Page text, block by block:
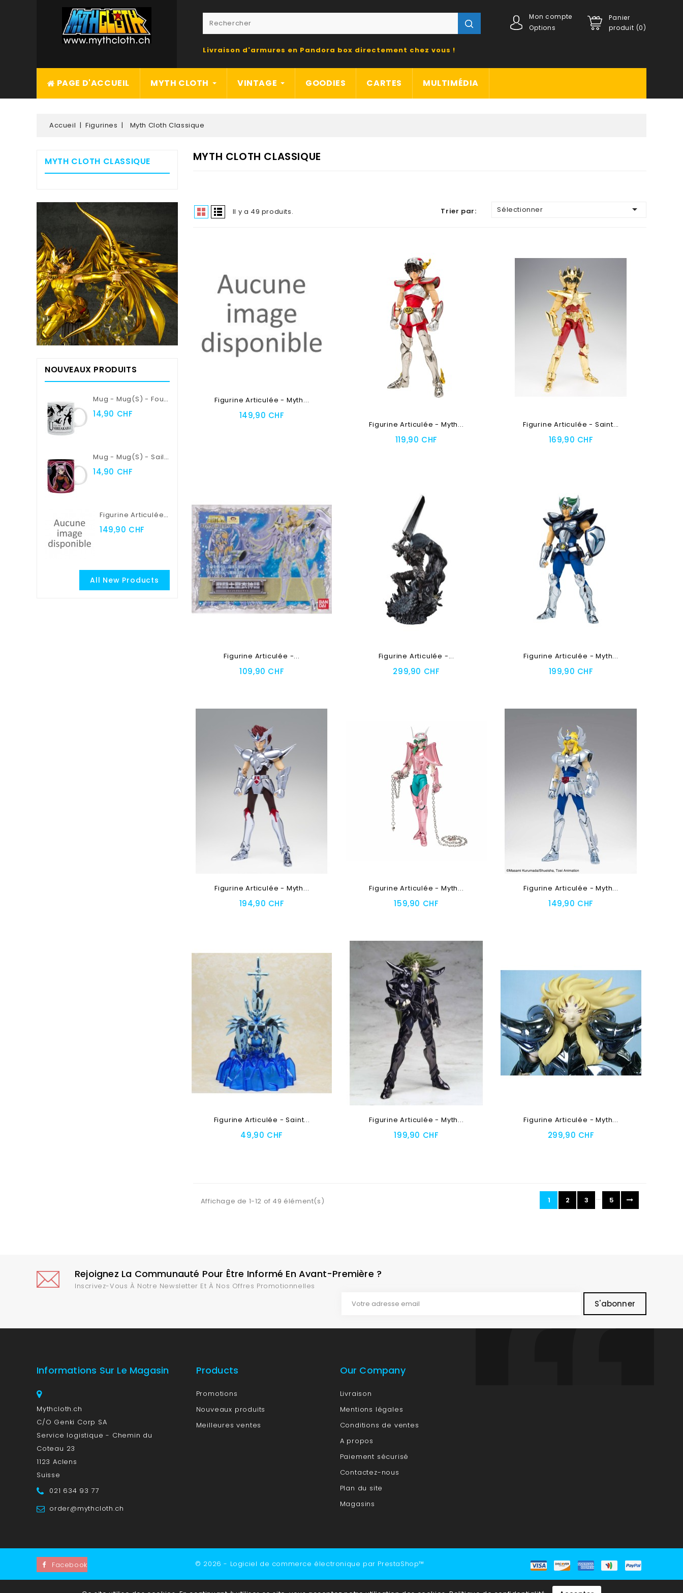
Panier
produit (0)
Mon compte
Options
Livraison d'armures en Pandora box directement chez vous !
PAGE D'ACCUEIL MYTH CLOTH VINTAGE GOODIES CARTES MULTIMÉDIA
Accueil Figurines Myth Cloth Classique
MYTH CLOTH CLASSIQUE
NOUVEAUX PRODUITS
Mug - Mug(s) - Fourth Wing - Violent Little Thing
14,90 CHF
Mug - Mug(s) - Sailor Moon - Sailor Moon Vs Black Lady
14,90 CHF
Figurine Articulée - Myth Cloth EX - Saint Seiya - Seiya De Pégase
149,90 CHF
All New Products
MYTH CLOTH CLASSIQUE
Il y a 49 produits. Trier par: Sélectionner 
Figurine Articulée - Myth...
149,90 CHF
Figurine Articulée - Myth...
119,90 CHF
Figurine Articulée - Saint...
169,90 CHF
Figurine Articulée -...
109,90 CHF
Figurine Articulée -...
299,90 CHF
Figurine Articulée - Myth...
199,90 CHF
Figurine Articulée - Myth...
194,90 CHF
Figurine Articulée - Myth...
159,90 CHF
Figurine Articulée - Myth...
149,90 CHF
Figurine Articulée - Saint...
49,90 CHF
Figurine Articulée - Myth...
199,90 CHF
Figurine Articulée - Myth...
299,90 CHF
Affichage de 1-12 of 49 élément(s) 1 2 3 … 5
Rejoignez La Communauté Pour Être Informé En Avant-Première ?
Inscrivez-Vous À Notre Newsletter Et À Nos Offres Promotionnelles
Informations Sur Le Magasin
Mythcloth.ch
C/O Genki Corp SA
Service logistique - Chemin du
Coteau 23
1123 Aclens
Suisse
021 634 93 77
order@mythcloth.ch
Products
Promotions
Nouveaux produits
Meilleures ventes
Our Company
Livraison
Mentions légales
Conditions de ventes
A propos
Paiement sécurisé
Contactez-nous
Plan du site
Magasins
Facebook © 2026 - Logiciel de commerce électronique par PrestaShop™